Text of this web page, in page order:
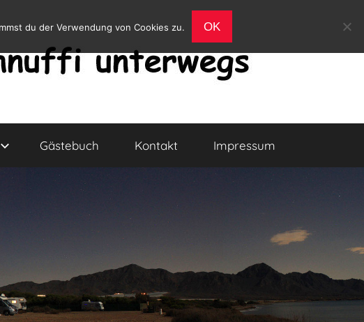
Gästebuch Kontakt Impressum
du der Verwendung von Cookies zu. OK